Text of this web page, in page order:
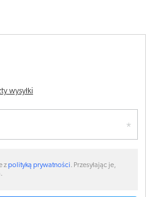
wysyłki
zpolityką prywatności. Przesyłając je,